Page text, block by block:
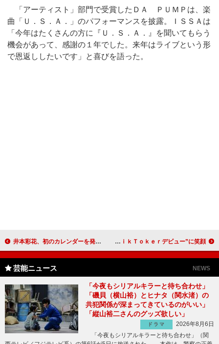
「アーティスト」部門で受賞したＤＡ ＰＵＭＰは、楽
曲「Ｕ．Ｓ．Ａ．」のパフォーマンスを披露。ＩＳＳＡは
「今年はたくさんの方に『Ｕ．Ｓ．Ａ．』を聞いてもらう
機会があって、感謝の１年でした。来年はライブという形
で恩返ししたいです」と喜びを語った。
井本彩花、初のカレンダーを発売 「武井咲さんに見てほしい」 松井珠理奈「変顔も出していきたい」 “ＴｉｋＴｏｋｅｒデビュー”に笑顔
芸能ニュース NEWS
「今夜もシリアルキラーと待ち合わせ」
「磯貝（横山裕）とヒナタ（関水渚）の
共犯関係が深まってきているのがいい」
「縦山裕二さんのグッズ欲しい」
ドラマ
2026年8月6日
「今夜もシリアルキラーと待ち合わせ」（関